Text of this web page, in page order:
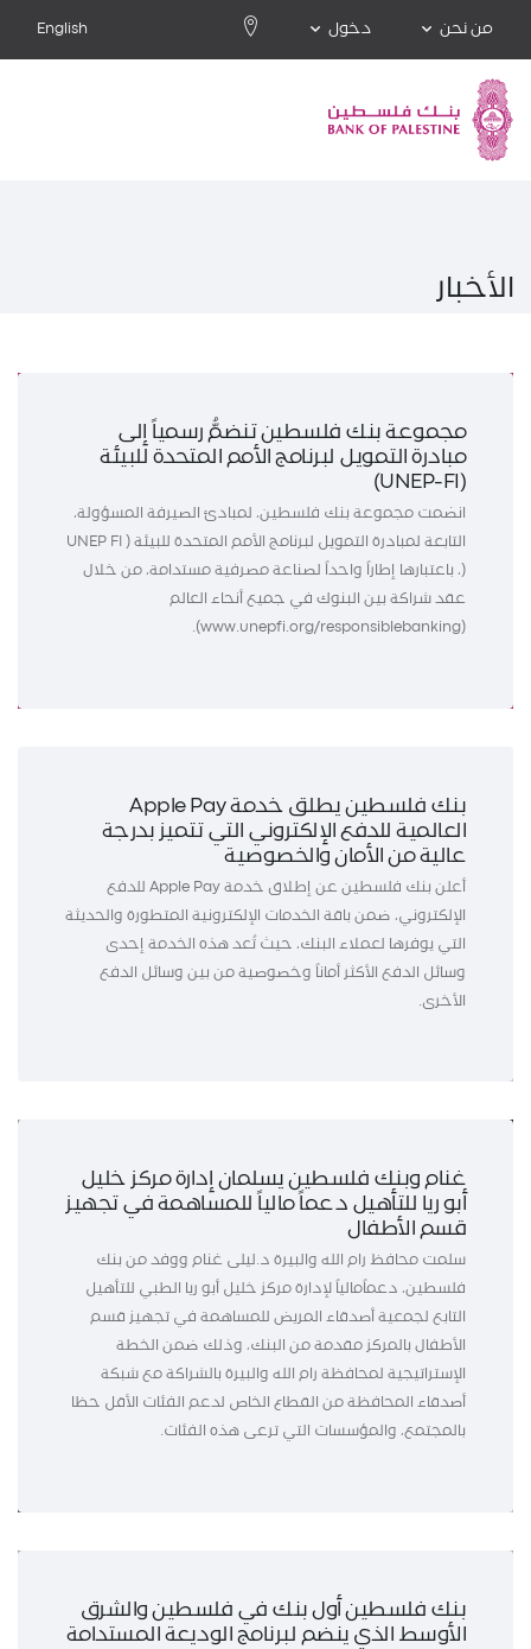
من نحن دخول English
الأخبار
مجموعة بنك فلسطين تنضمُّ رسمياً إلى
مبادرة التمويل لبرنامج الأمم المتحدة للبيئة
(UNEP-FI)
انضمت مجموعة بنك فلسطين، لمبادئ الصيرفة المسؤولة،
التابعة لمبادرة التمويل لبرنامج الأمم المتحدة للبيئة ( UNEP FI
(، باعتبارها إطاراً واحداً لصناعة مصرفية مستدامة، من خلال
عقد شراكة بين البنوك في جميع أنحاء العالم
(www.unepfi.org/responsiblebanking).
بنك فلسطين يطلق خدمة Apple Pay
العالمية للدفع الإلكتروني التي تتميز بدرجة
عالية من الأمان والخصوصية
أعلن بنك فلسطين عن إطلاق خدمة Apple Pay للدفع
الإلكتروني، ضمن باقة الخدمات الإلكترونية المتطورة والحديثة
التي يوفرها لعملاء البنك، حيث تُعد هذه الخدمة إحدى
وسائل الدفع الأكثر أماناً وخصوصية من بين وسائل الدفع
الأخرى.
غنام وبنك فلسطين يسلمان إدارة مركز خليل
أبو ريا للتأهيل دعماً مالياً للمساهمة في تجهيز
قسم الأطفال
سلمت محافظ رام الله والبيرة د.ليلى غنام ووفد من بنك
فلسطين، دعماًمالياً لإدارة مركز خليل أبو ريا الطبي للتأهيل
التابع لجمعية أصدقاء المريض للمساهمة في تجهيز قسم
الأطفال بالمركز مقدمة من البنك، وذلك ضمن الخطة
الإستراتيجية لمحافظة رام الله والبيرة بالشراكة مع شبكة
أصدقاء المحافظة من القطاع الخاص لدعم الفئات الأقل حظا
بالمجتمع، والمؤسسات التي ترعى هذه الفئات.
بنك فلسطين أول بنك في فلسطين والشرق
الأوسط الذي ينضم لبرنامج الوديعة المستدامة